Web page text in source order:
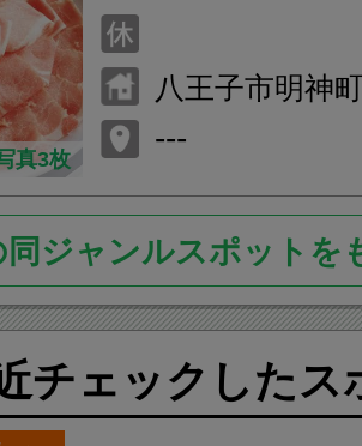
真3枚
八王子市明神
---
同ジャンルスポットを
チェックしたス